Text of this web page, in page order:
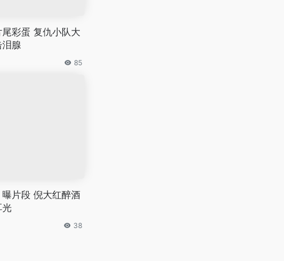
尾彩蛋 复仇小队大
腺
85
曝片段 倪大红醉酒
光
38